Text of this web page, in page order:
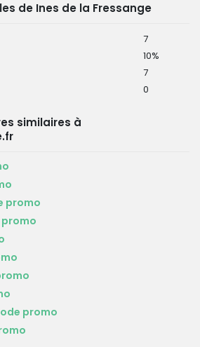
de Ines de la Fressange
7
10%
7
0
similaires à
promo
promo
promo